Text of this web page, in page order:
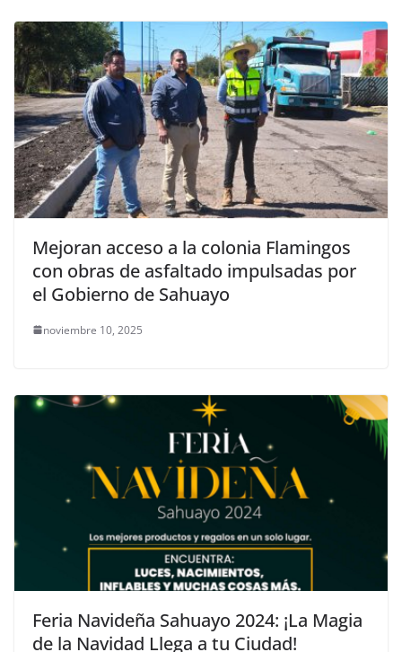
Mejoran acceso a la colonia Flamingos
con obras de asfaltado impulsadas por
el Gobierno de Sahuayo
noviembre 10, 2025
Feria Navideña Sahuayo 2024: ¡La Magia
de la Navidad Llega a tu Ciudad!